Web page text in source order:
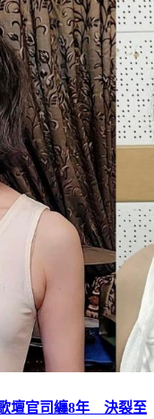
壇官司纏8年 決裂至